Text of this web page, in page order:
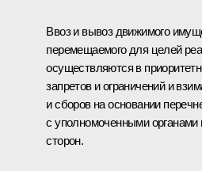
Ввоз и вывоз движимого
перемещаемого для целей
осуществляются в
запретов и ограничений и
и сборов на основании
с уполномоченными
сторон.